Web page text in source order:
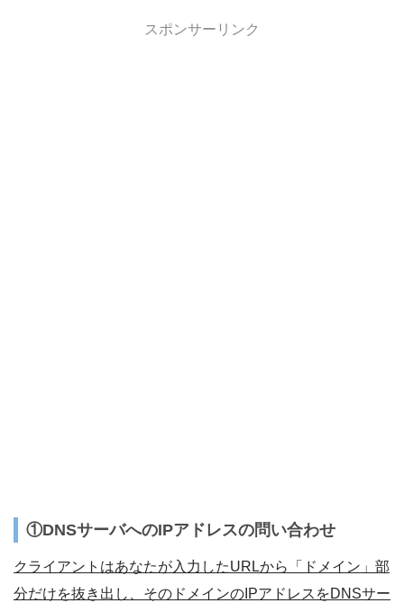
スポンサーリンク
①DNSサーバへのIPアドレスの問い合わせ
クライアントはあなたが入力したURLから「ドメイン」部
分だけを抜き出し、そのドメインのIPアドレスをDNSサー